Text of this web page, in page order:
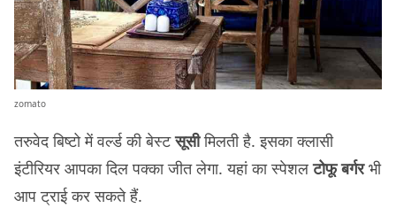
zomato
तरुवेद बिष्टो में वर्ल्ड की बेस्टसूसीमिलती है. इसका क्लासी
इंटीरियर आपका दिल पक्का जीत लेगा. यहां का स्पेशलटोफू बर्गरभी
आप ट्राई कर सकते हैं.